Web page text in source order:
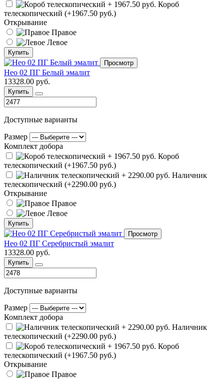
Короб
телескопический (+1967.50 руб.)
Открывание
Правое
Левое
Купить
Просмотр
Нео 02 ПГ Белый эмалит
13328.00 руб.
Купить
Доступные варианты
Размер
Комплект добора
Короб
телескопический (+1967.50 руб.)
Наличник
телескопический (+2290.00 руб.)
Открывание
Правое
Левое
Купить
Просмотр
Нео 02 ПГ Серебристый эмалит
13328.00 руб.
Купить
Доступные варианты
Размер
Комплект добора
Наличник
телескопический (+2290.00 руб.)
Короб
телескопический (+1967.50 руб.)
Открывание
Правое